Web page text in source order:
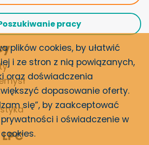
pracy
plików cookies, by ułatwić
i ze stron z nią powiązanych,
oraz doświadczenia
dopasowanie oferty.
się”, by zaakceptować
i oświadczenie w
.